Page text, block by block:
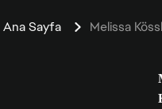
Ana Sayfa Melissa